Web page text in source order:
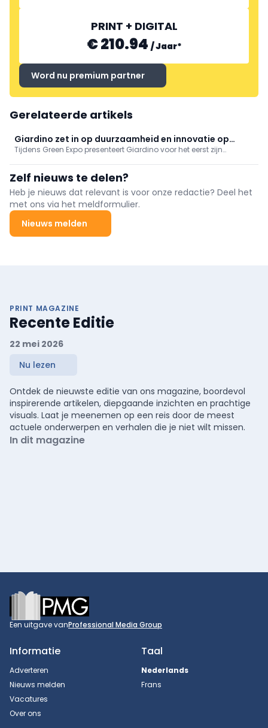
PRINT + DIGITAL
€ 210.94 /Jaar*
Word nu premium partner
Gerelateerde artikels
Giardino zet in op duurzaamheid en innovatie op
Green Expo
Tijdens Green Expo presenteert Giardino voor het eerst zijn
professionele markt.
Zelf nieuws te delen?
Heb je nieuws dat relevant is voor onze redactie? Deel het
met ons via het meldformulier.
Nieuws melden
PRINT MAGAZINE
Recente Editie
22 mei 2026
Nu lezen
Ontdek de nieuwste editie van ons magazine, boordevol
inspirerende artikelen, diepgaande inzichten en prachtige
visuals. Laat je meenemen op een reis door de meest
actuele onderwerpen en verhalen die je niet wilt missen.
In dit magazine
Footer
Een uitgave vanProfessional Media Group
Informatie
Adverteren
Nieuws melden
Vacatures
Over ons
Taal
Nederlands
Frans